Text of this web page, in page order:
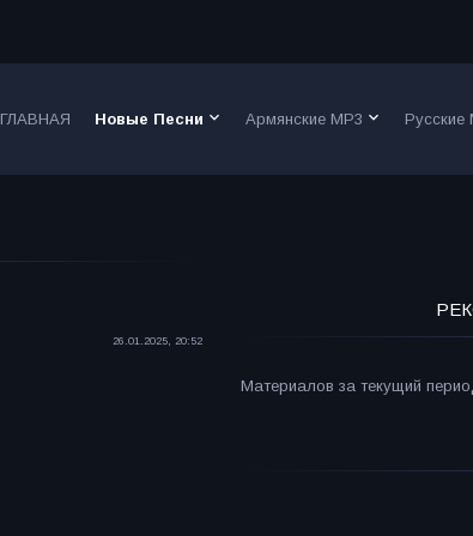
ГЛАВНАЯ Новые Песни keyboard_arrow_down Армянские MP3 keyboard_arrow_down Русские
26.01.2025, 20:52
Материалов за текущий